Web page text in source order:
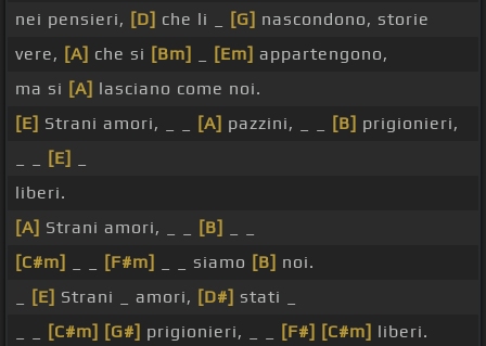
nei pensieri, [D] che li _ [G] nascondono, storie
vere, [A] che si [Bm] [Em] appartengono,
ma si [A] lasciano come noi.
[E] Strani amori, _ _ [A] pazzini, _ _ [B] prigionieri,
[E]
liberi.
[A] Strani amori, _ _ [B]
[C#m]
[F#m] _ _ siamo [B] noi.
[E] Strani _ amori, [D#] stati _
[C#m] [G#] prigionieri, _ _ [F#] [C#m] liberi.